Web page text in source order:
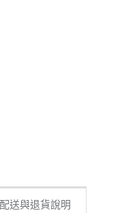
配送與退貨說明